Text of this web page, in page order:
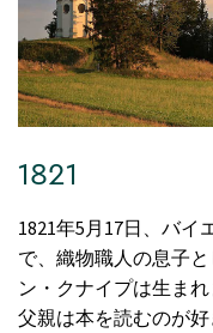
1821
1821年5月17日、バイ
で、織物職人の息子
ン・クナイプは生まれ
父親は本を読むのが